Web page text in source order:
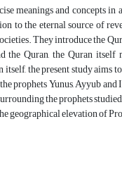
meanings and concepts
to the eternal source of
They introduce the
Quran, the Quran
the present study
Yunus, Ayyub
the prophets
geographical elevation of